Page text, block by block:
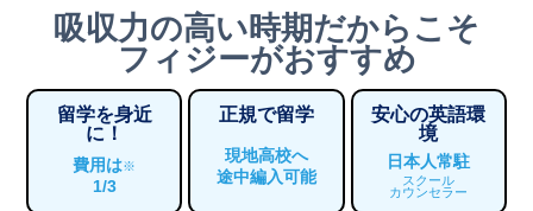
吸収力の高い時期だからこそ
フィジーがおすすめ
留学を身近
に！
費用は※
1/3
正規で留学
現地高校へ
途中編入可能
安心の英語環
境
日本人常駐
スクール
カウンセラー